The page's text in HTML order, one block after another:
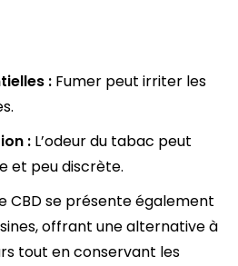
: Fumer peut irriter les
: L’odeur du tabac peut
et peu discrète.
CBD se présente également
offrant une alternative à
tout en conservant les